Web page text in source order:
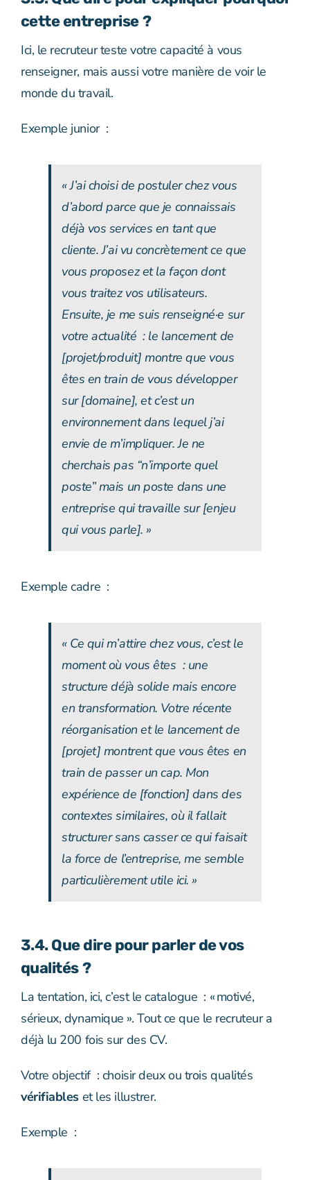
cette entreprise ?
Ici, le recruteur teste votre capacité à vous
renseigner, mais aussi votre manière de voir le
monde du travail.
Exemple junior :
« J’ai choisi de postuler chez vous
d’abord parce que je connaissais
déjà vos services en tant que
cliente. J’ai vu concrètement ce que
vous proposez et la façon dont
vous traitez vos utilisateurs.
Ensuite, je me suis renseigné·e sur
votre actualité : le lancement de
[projet/produit] montre que vous
êtes en train de vous développer
sur [domaine], et c’est un
environnement dans lequel j’ai
envie de m’impliquer. Je ne
cherchais pas “n’importe quel
poste” mais un poste dans une
entreprise qui travaille sur [enjeu
qui vous parle]. »
Exemple cadre :
« Ce qui m’attire chez vous, c’est le
moment où vous êtes : une
structure déjà solide mais encore
en transformation. Votre récente
réorganisation et le lancement de
[projet] montrent que vous êtes en
train de passer un cap. Mon
expérience de [fonction] dans des
contextes similaires, où il fallait
structurer sans casser ce qui faisait
la force de l’entreprise, me semble
particulièrement utile ici. »
3.4. Que dire pour parler de vos
qualités ?
La tentation, ici, c’est le catalogue : « motivé,
sérieux, dynamique ». Tout ce que le recruteur a
déjà lu 200 fois sur des CV.
Votre objectif : choisir deux ou trois qualités
vérifiables et les illustrer.
Exemple :